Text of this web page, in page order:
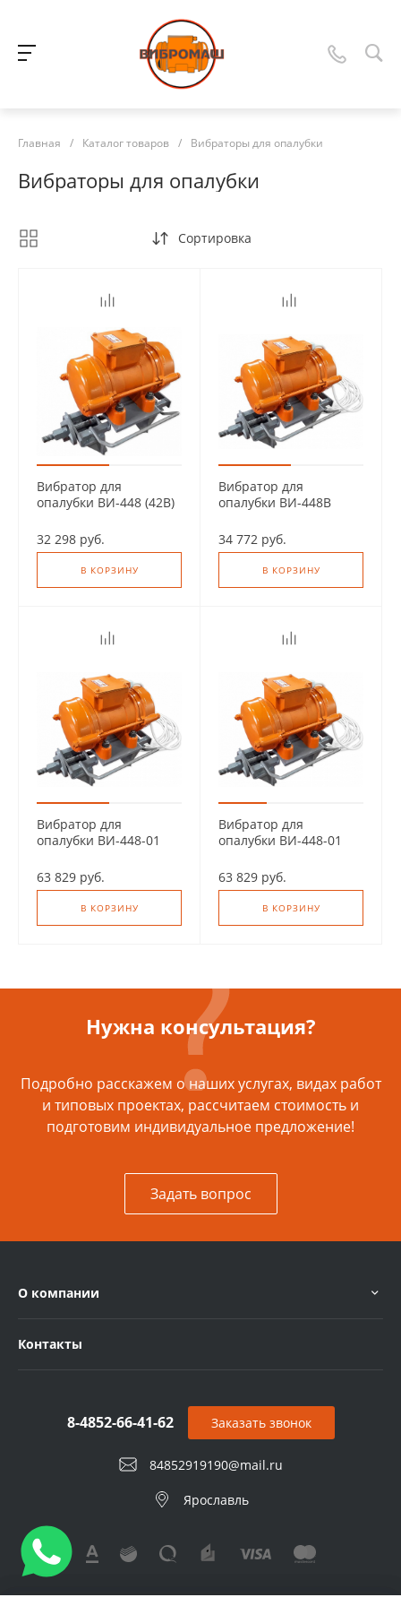
Главная / Каталог товаров / Вибраторы для опалубки
Вибраторы для опалубки
Сортировка
Вибратор для
опалубки ВИ-448 (42В)
32 298 руб.
В КОРЗИНУ
Вибратор для
опалубки ВИ-448В
34 772 руб.
В КОРЗИНУ
Вибратор для
опалубки ВИ-448-01
высокочастотный с п/у
63 829 руб.
В КОРЗИНУ
Вибратор для
опалубки ВИ-448-01
высокочастотный
63 829 руб.
В КОРЗИНУ
Нужна консультация?
Подробно расскажем о наших услугах, видах работ
и типовых проектах, рассчитаем стоимость и
подготовим индивидуальное предложение!
Задать вопрос
О компании
Контакты
84852919190@mail.ru
8-4852-66-41-62
Ярославль
Заказать звонок